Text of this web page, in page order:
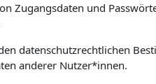
Zugangsdaten und
datenschutzrechtlichen
anderer Nutzer*innen.